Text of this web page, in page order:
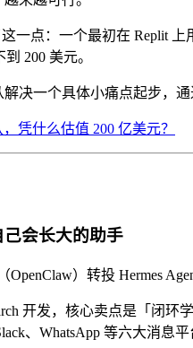
这一点：一个最初在 Replit
200 美元。
决一个具体小痛点起步，
凭什么估值 200 亿美元？
己会长大的助手
OpenClaw）转投 Hermes
开发，核心卖点是「闭
、WhatsApp 等六大消息